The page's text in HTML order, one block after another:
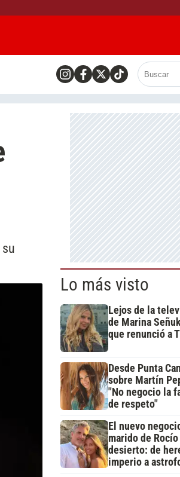
Lo más visto
Lejos de la
de Marina
que renunció a
Desde Punta
sobre Martín
"No negocio la
de respeto"
El nuevo
marido de Rocío
desierto: de
imperio a